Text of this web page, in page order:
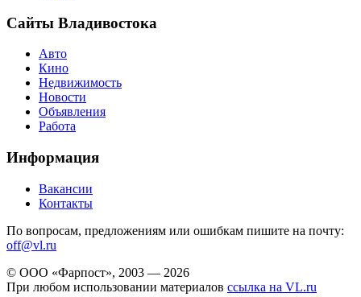
Сайты Владивостока
Авто
Кино
Недвижимость
Новости
Объявления
Работа
Информация
Вакансии
Контакты
По вопросам, предложениям или ошибкам пишите на почту:
off@vl.ru
© ООО «Фарпост», 2003 — 2026
При любом использовании материалов ссылка на VL.ru